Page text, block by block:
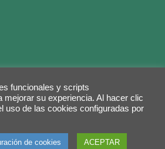
Privacy Policy Cookies policy
by
reservados.
funcionales y scripts
mejorar su experiencia. Al hacer clic
uso de las cookies configuradas por
de cookies ACEPTAR